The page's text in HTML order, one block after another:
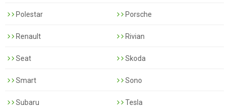
Polestar Porsche
Renault Rivian
Seat Skoda
Smart Sono
Subaru Tesla